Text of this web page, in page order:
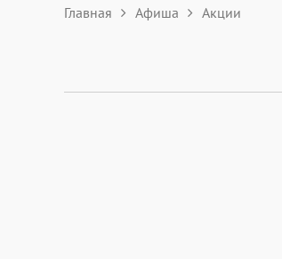
Главная Афиша Акции